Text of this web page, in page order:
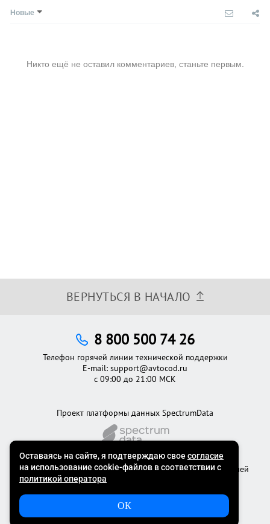
Новые
Никто ещё не оставил комментариев, станьте первым.
ВЕРНУТЬСЯ В НАЧАЛО
©2012 - 2026Официальный сервис проверки автомобилей
Проект платформы данных SpectrumData
8 800 500 74 26
Телефон горячей линии технической поддержки
E-mail: support@avtocod.ru
с 09:00 до 21:00 МСК